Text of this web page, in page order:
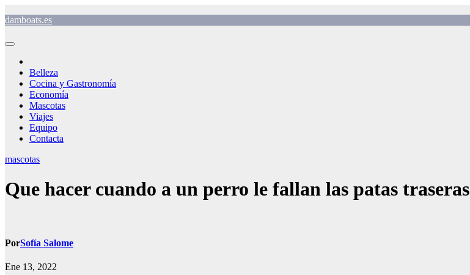
al
damboats.es
Belleza
Cocina y Gastronomía
Economía
Mascotas
Viajes
Equipo
Contacta
mascotas
Que hacer cuando a un perro le fallan las patas traseras
PorSofía Salome
Ene 13, 2022